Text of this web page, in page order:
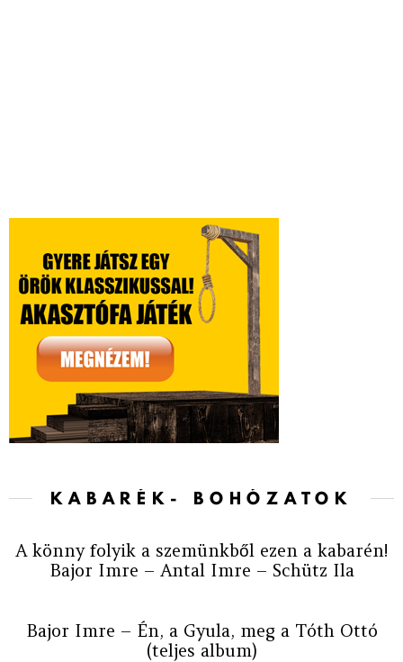
KABARÉK- BOHÓZATOK
A könny folyik a szemünkből ezen a kabarén!
Bajor Imre – Antal Imre – Schütz Ila
Bajor Imre – Én, a Gyula, meg a Tóth Ottó
(teljes album)